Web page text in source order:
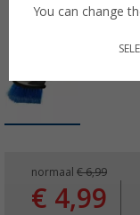
normaal € 6,99
€ 4,99
You can change